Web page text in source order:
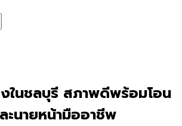
ในชลบุรี สภาพดีพร้อมโอน
ะนายหน้ามืออาชีพ